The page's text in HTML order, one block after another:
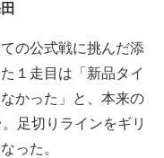
の公式戦に挑んだ添
１走目は「新品タイ
かった」と、本来の
足切りラインをギリ
った。